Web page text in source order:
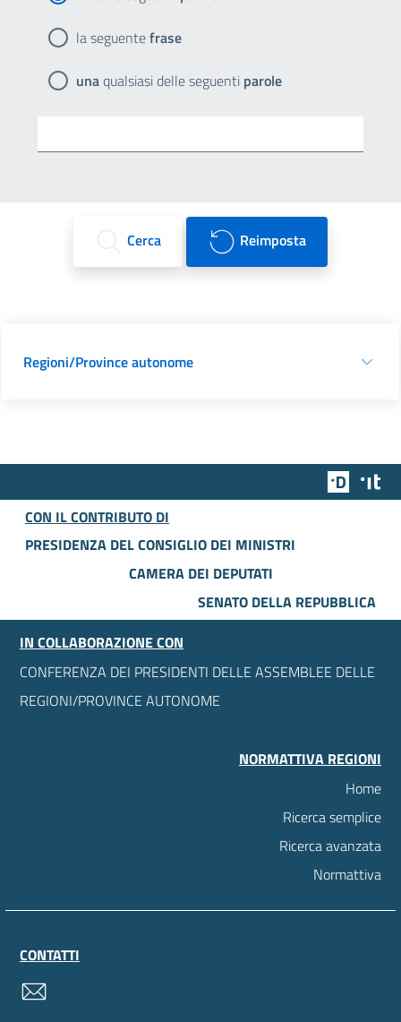
la seguentefrase
unaqualsiasi delle seguenti parole
Cerca Reimposta
Regioni/Province autonome
Team
CON IL CONTRIBUTO DI
PRESIDENZA DEL CONSIGLIO DEI MINISTRI
CAMERA DEI DEPUTATI
SENATO DELLA REPUBBLICA
IN COLLABORAZIONE CON
CONFERENZA DEI PRESIDENTI DELLE ASSEMBLEE DELLE
REGIONI/PROVINCE AUTONOME
NORMATTIVA REGIONI
Home
Ricerca semplice
Ricerca avanzata
Normattiva
CONTATTI